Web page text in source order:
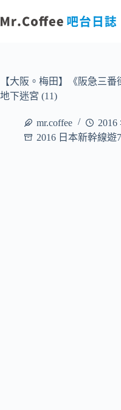
至
容【大阪。梅田】《阪急三
地下迷宮 (11)
mr.coffee
2016
2016 日本新幹線遊